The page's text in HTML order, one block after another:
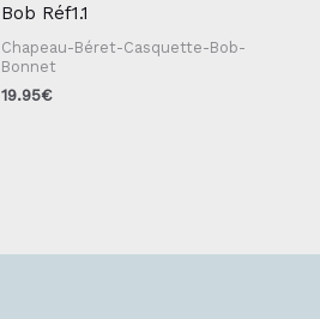
Bob Réf1.1
Chapeau-Béret-Casquette-Bob-
Bonnet
19.95€